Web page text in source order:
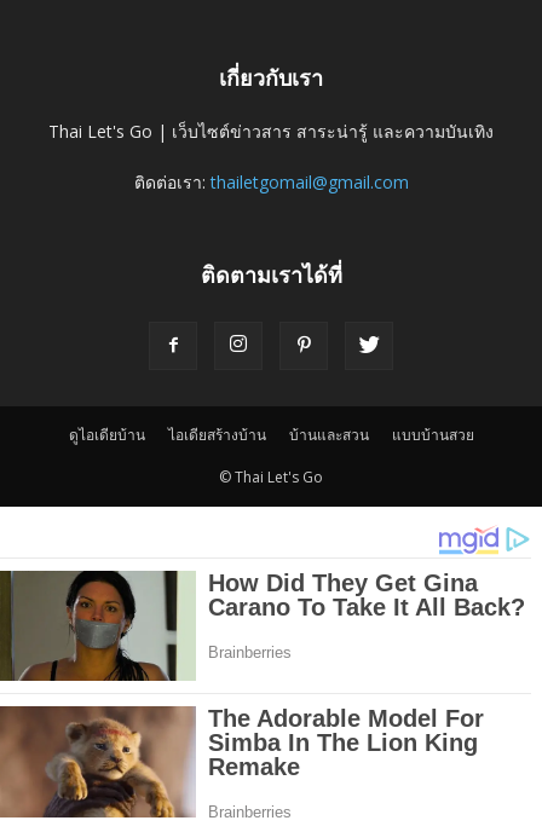
เกี่ยวกับเรา
Thai Let's Go | เว็บไซต์ข่าวสาร สาระน่ารู้ และความบันเทิง
ติดต่อเรา:thailetgomail@gmail.com
ติดตามเราได้ที่
ดูไอเดียบ้าน ไอเดียสร้างบ้าน บ้านและสวน แบบบ้านสวย
© Thai Let's Go